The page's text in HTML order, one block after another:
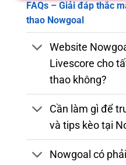
Kết quả bóng đá là
Ảnh hưởng tới người
Với người hâm mộ,
giúp họ nắm rõ diễn
không thể xem trực
FAQs – Giải đáp thắc
thao Nowgoal
Website
Livescore cho
thao không?
Cần làm gì để
và tips kèo tại
Nowgoal có